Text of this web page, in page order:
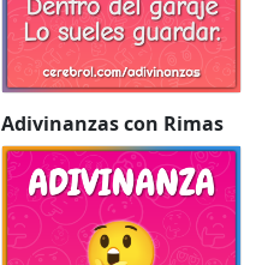
Adivinanzas con Rimas